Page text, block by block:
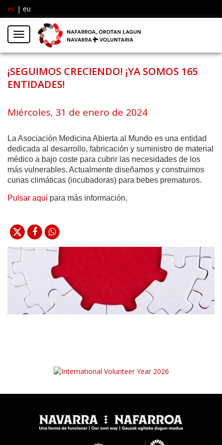
es | eu
Menú
¡SEGUIMOS CRECIENDO! ¡YA SOMOS 165
ENTIDADES!
Miércoles, 31 de enero de 2024
La Asociación Medicina Abierta al Mundo es una entidad
dedicada al desarrollo, fabricación y suministro de material
médico a bajo coste para cubrir las necesidades de los
más vulnerables. Actualmente diseñamos y construimos
cunas climáticas (incubadoras) para bebes prematuros.
Pulsar aquí para más información.